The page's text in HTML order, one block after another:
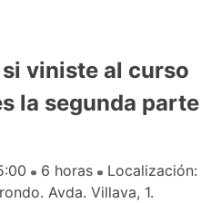
viniste al curso
la segunda parte
6 horas
Localización:
Avda. Villava, 1.